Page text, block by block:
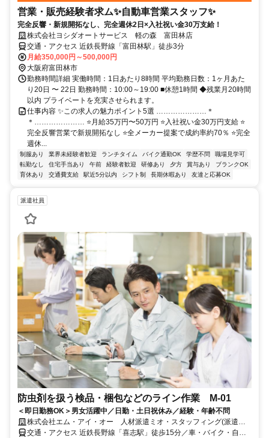
営業・販売経験者求ム✨自動車営業スタッフ✨
完全反響・新規開拓なし、完全週休2日×入社祝い金30万支給！
株式会社ヨシダオートサービス 軽の森 富田林店
交通・アクセス 近鉄長野線「富田林駅」徒歩3分
月給350,000円～500,000円
大阪府富田林市
勤務時間詳細 実働時間：1日あたり8時間 平均勤務日数：1ヶ月あた
り20日 〜 22日 勤務時間：10:00～19:00 ■休憩1時間 ◆残業月20時間
以内 プライベートを充実させられます。
仕事内容 ✨この求人の魅力ポイント5選 …………………＊
＊………………… ⭐月給35万円〜50万円 ⭐入社祝い金30万円支給 ⭐
完全反響営業で新規開拓なし ⭐全メーカー提案で成約率約70％ ⭐完全
週休...
制服あり 業界未経験者歓迎 ランチタイム バイク通勤OK 学歴不問
職場見学可
転勤なし
住宅手当あり 午前 経験者歓迎 研修あり 夕方 賞与あり
ブランクOK
育休あり
交通費支給 駅近5分以内 シフト制 長期休暇あり 友達と応募OK
派遣社員
防虫剤を扱う検品・梱包などのライン作業 M-01
＜即日勤務OK＞男女活躍中／日勤・土日祝休み／経験・年齢不問
株式会社エム・アイ・オー 人材派遣ミオ・スタッフィング(派遣先:
大阪府富田林市)
交通・アクセス 近鉄長野線「喜志駅」徒歩15分／車・バイク・自転